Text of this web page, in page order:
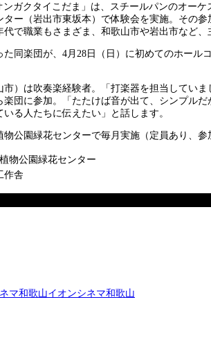
ンガクタイこだま」は、スチールパンのオー
ー（岩出市東坂本）で体験会を実施。その
で職業もさまざま、和歌山市や岩出市など
同楽団が、4月28日（日）に初めてのホー
市）は吹奏楽経験者。「打楽器を担当してい
団に参加。「たたけば音が出て、シンプル
る人たちに伝えたい」と話します。
公園緑花センターで毎月実施（定員あり、参
物公園緑花センター
作舎
マ和歌山イオンシネマ和歌山